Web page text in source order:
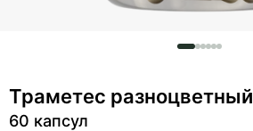
Траметес разноцветный
60 капсул